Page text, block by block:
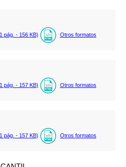
pág. - 156 KB) Otros formatos
pág. - 157 KB) Otros formatos
pág. - 157 KB) Otros formatos